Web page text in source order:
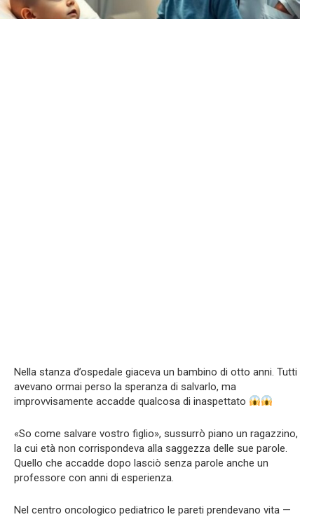
Nella stanza d’ospedale giaceva un bambino di otto anni. Tutti
avevano ormai perso la speranza di salvarlo, ma
improvvisamente accadde qualcosa di inaspettato
«So come salvare vostro figlio», sussurrò piano un ragazzino,
la cui età non corrispondeva alla saggezza delle sue parole.
Quello che accadde dopo lasciò senza parole anche un
professore con anni di esperienza.
Nel centro oncologico pediatrico le pareti prendevano vita —